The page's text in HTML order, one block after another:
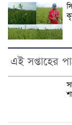
এই সপ্তাহের